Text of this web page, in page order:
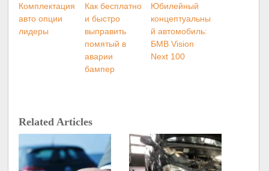
Комплектация
авто опции
лидеры
Как бесплатно
и быстро
выправить
помятый в
аварии
бампер
Юбилейный
концептуальны
й автомобиль:
БМВ Vision
Next 100
Related Articles